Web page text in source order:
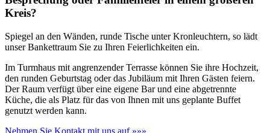
Kreis?
Spiegel an den Wänden, runde Tische unter Kronleuchtern, so lädt
unser Bankettraum Sie zu Ihren Feierlichkeiten ein.
Im Turmhaus mit angrenzender Terrasse können Sie ihre Hochzeit,
den runden Geburtstag oder das Jubiläum mit Ihren Gästen feiern.
Der Raum verfügt über eine eigene Bar und eine abgetrennte
Küche, die als Platz für das von Ihnen mit uns geplante Buffet
genutzt werden kann.
Nehmen Sie Kontakt mit uns auf »»»